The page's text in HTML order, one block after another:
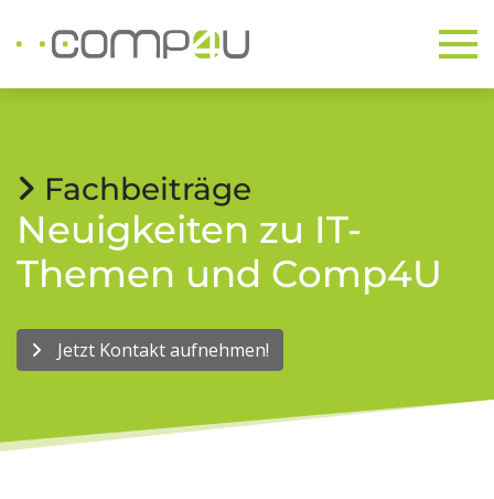
Fachbeiträge
Neuigkeiten zu IT-
Themen und Comp4U
Jetzt Kontakt aufnehmen!